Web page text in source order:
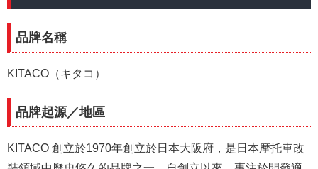
品牌名稱
KITACO（キタコ）
品牌起源／地區
KITACO 創立於1970年創立於日本大阪府，是日本摩托車改